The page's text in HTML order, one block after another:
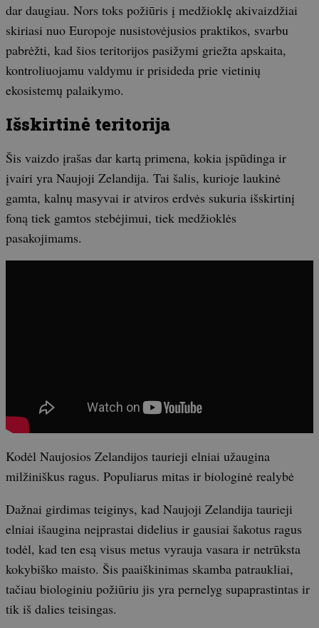
dar daugiau. Nors toks požiūris į medžioklę akivaizdžiai
skiriasi nuo Europoje nusistovėjusios praktikos, svarbu
pabrėžti, kad šios teritorijos pasižymi griežta apskaita,
kontroliuojamu valdymu ir prisideda prie vietinių
ekosistemų palaikymo.
Išskirtinė teritorija
Šis vaizdo įrašas dar kartą primena, kokia įspūdinga ir
įvairi yra Naujoji Zelandija. Tai šalis, kurioje laukinė
gamta, kalnų masyvai ir atviros erdvės sukuria išskirtinį
foną tiek gamtos stebėjimui, tiek medžioklės
pasakojimams.
Kodėl Naujosios Zelandijos taurieji elniai užaugina
milžiniškus ragus. Populiarus mitas ir biologinė realybė
Dažnai girdimas teiginys, kad Naujoji Zelandija taurieji
elniai išaugina neįprastai didelius ir gausiai šakotus ragus
todėl, kad ten esą visus metus vyrauja vasara ir netrūksta
kokybiško maisto. Šis paaiškinimas skamba patraukliai,
tačiau biologiniu požiūriu jis yra pernelyg supaprastintas ir
tik iš dalies teisingas.